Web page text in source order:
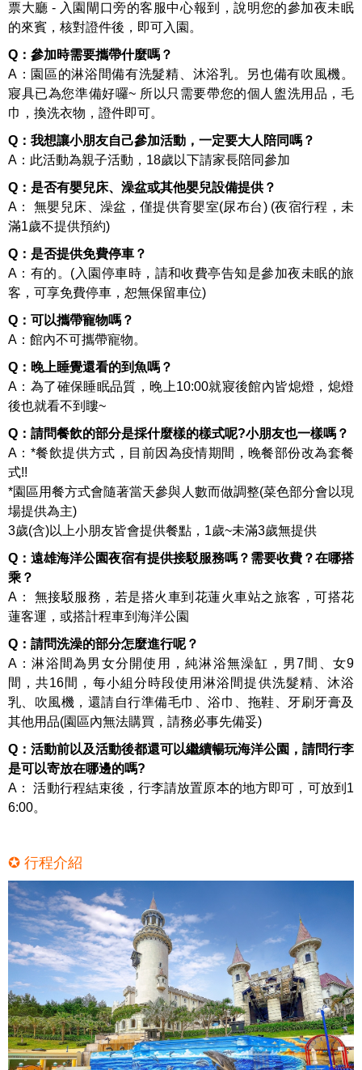
票大廳 - 入園閘口旁的客服中心報到，說明您的參加夜未眠
的來賓，核對證件後，即可入園。
Q：參加時需要攜帶什麼嗎？
A：園區的淋浴間備有洗髮精、沐浴乳。另也備有吹風機。
寢具已為您準備好囉~ 所以只需要帶您的個人盥洗用品，毛
巾，換洗衣物，證件即可。
Q：我想讓小朋友自己參加活動，一定要大人陪同嗎？
A：此活動為親子活動，18歲以下請家長陪同參加
Q：是否有嬰兒床、澡盆或其他嬰兒設備提供？
A： 無嬰兒床、澡盆，僅提供育嬰室(尿布台) (夜宿行程，未
滿1歲不提供預約)
Q：是否提供免費停車？
A：有的。(入園停車時，請和收費亭告知是參加夜未眠的旅
客，可享免費停車，恕無保留車位)
Q：可以攜帶寵物嗎？
A：館內不可攜帶寵物。
Q：晚上睡覺還看的到魚嗎？
A：為了確保睡眠品質，晚上10:00就寢後館內皆熄燈，熄燈
後也就看不到瞜~
Q：請問餐飲的部分是採什麼樣的樣式呢?小朋友也一樣嗎？
A：*餐飲提供方式，目前因為疫情期間，晚餐部份改為套餐
式!!
*園區用餐方式會隨著當天參與人數而做調整(菜色部分會以現
場提供為主)
3歲(含)以上小朋友皆會提供餐點，1歲~未滿3歲無提供
Q：遠雄海洋公園夜宿有提供接駁服務嗎？需要收費？在哪搭
乘？
A： 無接駁服務，若是搭火車到花蓮火車站之旅客，可搭花
蓮客運，或搭計程車到海洋公園
Q：請問洗澡的部分怎麼進行呢？
A：淋浴間為男女分開使用，純淋浴無澡缸，男7間、女9
間，共16間，每小組分時段使用淋浴間提供洗髮精、沐浴
乳、吹風機，還請自行準備毛巾、浴巾、拖鞋、牙刷牙膏及
其他用品(園區內無法購買，請務必事先備妥)
Q：活動前以及活動後都還可以繼續暢玩海洋公園，請問行李
是可以寄放在哪邊的嗎?
A： 活動行程結束後，行李請放置原本的地方即可，可放到1
6:00。
✪ 行程介紹